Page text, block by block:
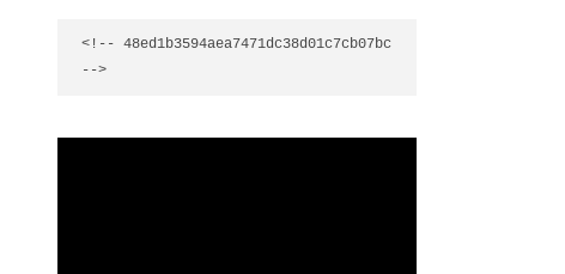
<!-- 48ed1b3594aea7471dc38d01c7cb07bc
-->